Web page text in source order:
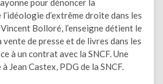
pour dénoncer la
d’extrême droite dans les
Bolloré, l’enseigne détient le
de presse et de livres dans les
à un contrat avec la SNCF. Une
Jean Castex, PDG de la SNCF.